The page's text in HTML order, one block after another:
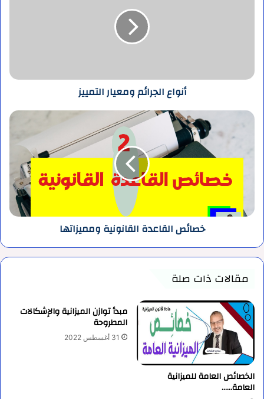
أنواع الجرائم ومعيار التمييز
خصائص
القاعدة
القانونية
ومميزاتها
خصائص القاعدة القانونية ومميزاتها
مقالات ذات صلة
الخصائص العامة للميزانية
العامة……
مبدأ توازن الميزانية والإشكالات
المطروحة
31 أغسطس 2022